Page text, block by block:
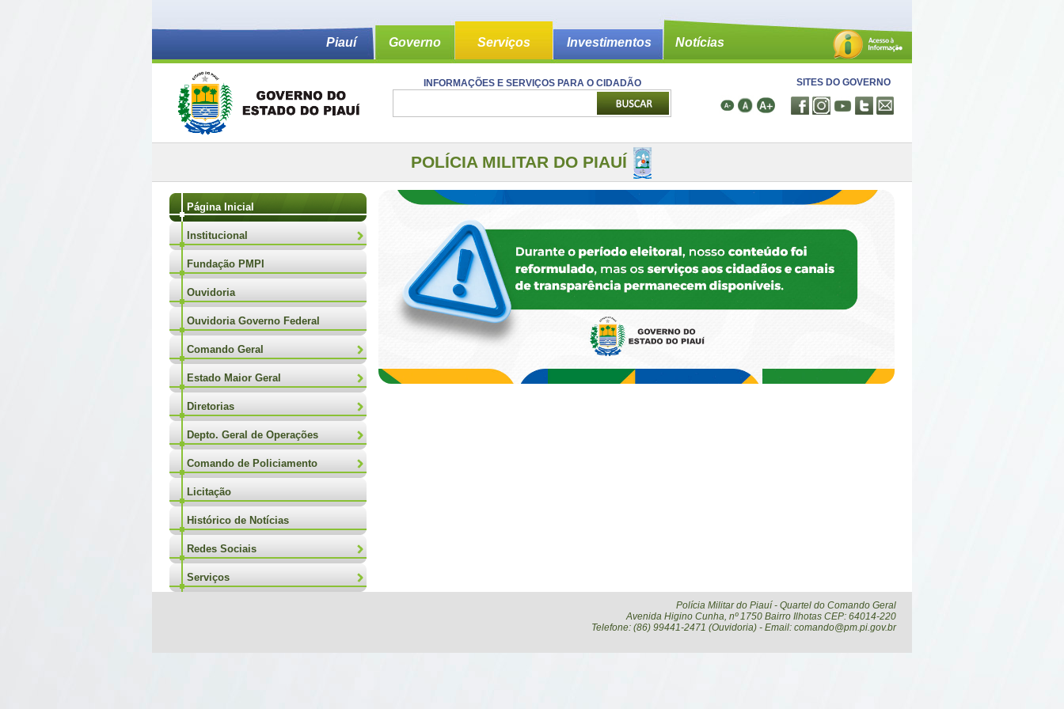
Piauí Governo Serviços Investimentos Notícias
INFORMAÇÕES E SERVIÇOS PARA O CIDADÃO SITES DO GOVERNO
POLÍCIA MILITAR DO PIAUÍ
Página Inicial
Institucional
Fundação PMPI
Ouvidoria
Ouvidoria Governo Federal
Comando Geral
Estado Maior Geral
Diretorias
Depto. Geral de Operações
Comando de Policiamento
Licitação
Histórico de Notícias
Redes Sociais
Serviços
Polícia Militar do Piauí - Quartel do Comando Geral
Avenida Higino Cunha, nº 1750 Bairro Ilhotas CEP: 64014-220
Telefone: (86) 99441-2471 (Ouvidoria) - Email: comando@pm.pi.gov.br